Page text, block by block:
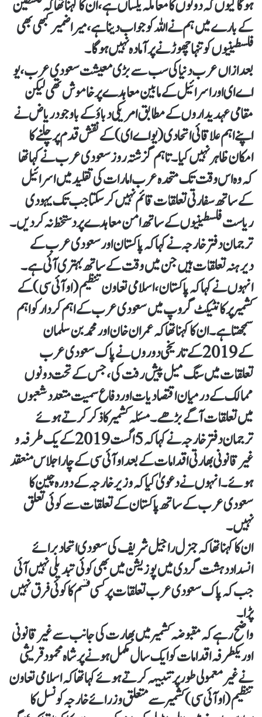
ہوگا کیوں کہ دونوں کا معاملہ یکساں ہے، ان کا کہنا تھا کہ فلسطین
کے بارے میں ہم نے اللہ کو جواب دینا ہے، میرا ضمیر کبھی بھی
فلسطینیوں کو تنہا چھوڑنے پر آمادہ نہیں ہوگا۔
بعد ازاں عرب دنیا کی سب سے بڑی معیشت سعودی عرب، یو
اے ای اور اسرائیل کے مابین معاہدے پر خاموش تھی لیکن
مقامی عہدیداروں کے مطابق امریکی دباؤ کے باوجود ریاض نے
اپنے اہم علاقائی اتحادی (یو اے ای) کے نقش قدم پر چلنے کا
امکان ظاہر نہیں کیا۔ تاہم گزشتہ روز سعودی عرب نے کہا تھا
کہ وہ اس وقت تک متحدہ عرب امارات کی تقلید میں اسرائیل
کے ساتھ سفارتی تعلقات قائم نہیں کرسکتا جب تک یہودی
ریاست فلسطینیوں کے ساتھ امن معاہدے پر دستخط نہ کردیں۔
ترجمان دفتر خارجہ نے کہا کہ پاکستان اور سعودی عرب کے
دیرہنہ تعلقات ہیں جن میں وقت کے ساتھ بہتری آئی ہے۔
انہوں نے کہا کہ پاکستان، اسلامی تعاون تنظیم (او آئی سی) کے
کشمیر پر کانٹیکٹ گروپ میں سعودی عرب کے اہم کردار کو اہم
سمجھتا ہے۔ ان کاکہنا تھا کہ عمران خان اور محمد بن سلمان
کے 2019 کے تاریخی دوروں نے پاک سعودی عرب
تعلقات میں سنگ میل پیش رفت کی، جس کے تحت دونوں
ممالک کے درمیان اقتصادیات اور دفاع سمیت متعدد شعبوں
میں تعلقات آگے بڑھے۔ مسئلہ کشمیر کا ذکر کرتے ہوئے
ترجمان دفتر خارجہ نے کہا کہ 5 اگست 2019 کے یک طرفہ و
غیر قانونی بھارتی اقدامات کے بعد او آئی سی کے چار اجلاس منعقد
ہوئے۔ انہوں نے دعویٰ کیا کہ وزیر خارجہ کے دورہ چین کا
سعودی عرب کے ساتھ پاکستان کے تعلقات سے کوئی تعلق
نہیں۔
ان کا کہنا تھا کہ جنرل راجیل شریف کی سعودی اتحاد برائے
انسداد دہشت گردی میں پوزیشن میں بھی کوئی تبدیلی نہیں آئی
جب کہ پاک سعودی عرب تعلقات پر کسی قسم کا کوئی فرق نہیں
پڑا۔
واضح رہے کہ مقبوضہ کشمیر میں بھارت کی جانب سے غیر قانونی
اور یکطرفہ اقدامات کو ایک سال مکمل ہونے پر شاہ محمود قریشی
نے غیر معمولی طور پر تنبیہہ کرتے ہوئے کہا تھا کہ اسلامی تعاون
تنظیم (او آئی سی) کشمیر سے متعلق وزرائے خارجہ کونسل کا